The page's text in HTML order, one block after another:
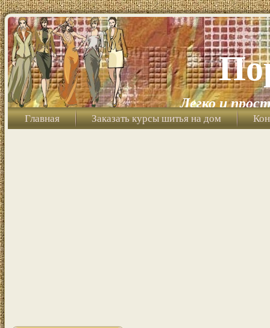
Легко и
Главная Заказать курсы шитья на дом